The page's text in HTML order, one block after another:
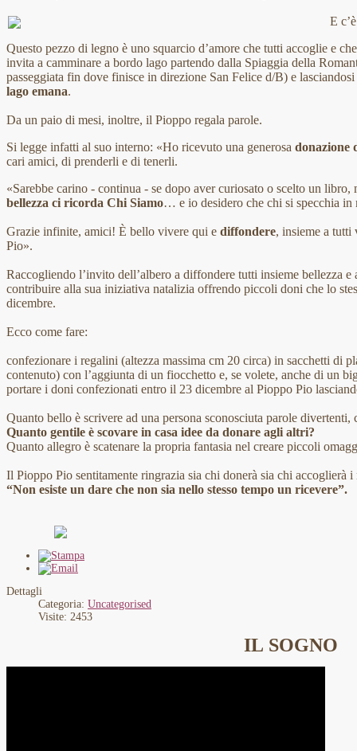
E
Questo pezzo di legno è uno squarcio d’amore che tutti accoglie e
invita a camminare a bordo lago partendo dalla Spiaggia della
passeggiata fin dove finisce in direzione San Felice d/B) e
lago emana.
Da un paio di mesi, inoltre, il Pioppo regala parole.
Si legge infatti al suo interno: «Ho ricevuto una generosa donazione
cari amici, di prenderli e di tenerli.
«Sarebbe carino - continua - se dopo aver curiosato o scelto un
bellezza ci ricorda Chi Siamo… e io desidero che chi si specchia in
Grazie infinite, amici! È bello vivere qui e diffondere, insieme a
Pio».
Raccogliendo l’invito dell’albero a diffondere tutti insieme bellezza e
contribuire alla sua iniziativa natalizia offrendo piccoli doni che lo
dicembre.
Ecco come fare:
confezionare i regalini (altezza massima cm 20 circa) in sacchetti di
contenuto) con l’aggiunta di un fiocchetto e, se volete, anche di un
portare i doni confezionati entro il 23 dicembre al Pioppo Pio
Quanto bello è scrivere ad una persona sconosciuta parole
Quanto gentile è scovare in casa idee da donare agli altri?
Quanto allegro è scatenare la propria fantasia nel creare piccoli
Il Pioppo Pio sentitamente ringrazia sia chi donerà sia chi accoglierà
“Non esiste un dare che non sia nello stesso tempo un ricevere”.
Dettagli
Categoria: Uncategorised
Visite: 2453
IL SOGNO